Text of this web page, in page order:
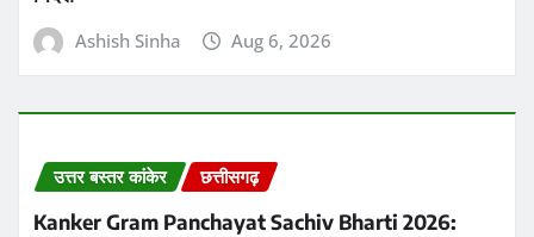
Ashish Sinha Aug 6, 2026
उत्तर बस्तर कांकेर छत्तीसगढ़
Kanker Gram Panchayat Sachiv Bharti 2026: